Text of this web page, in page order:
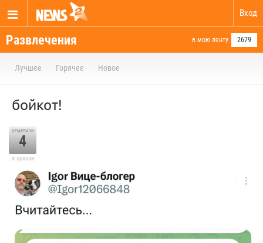
Вход
Развлечения в мою ленту 2679
Лучшее Горячее Новое
бойкот!
отметили
4
в архиве